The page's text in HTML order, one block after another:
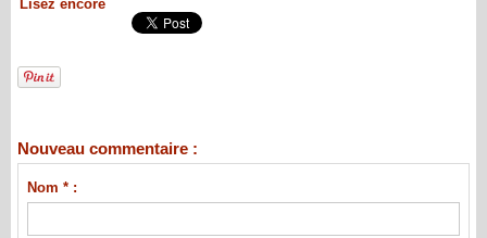
Lisez encore
Nouveau commentaire :
Nom * :